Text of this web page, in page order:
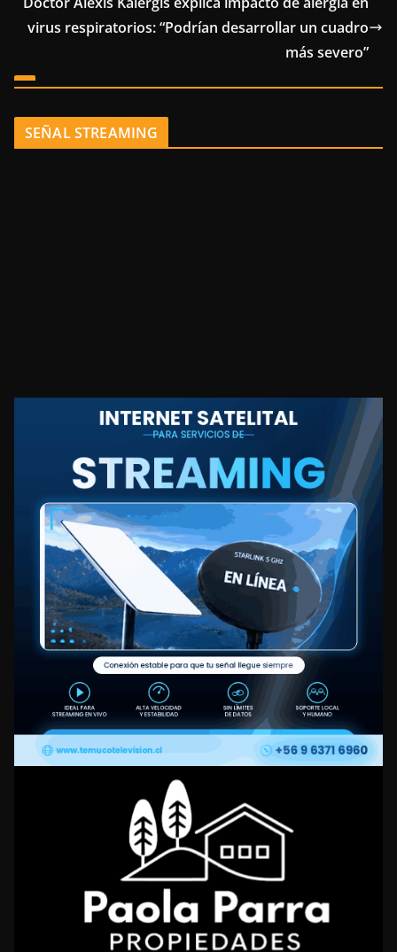
virus respiratorios: “Podrían desarrollar un cuadro
más severo”
SEÑAL STREAMING